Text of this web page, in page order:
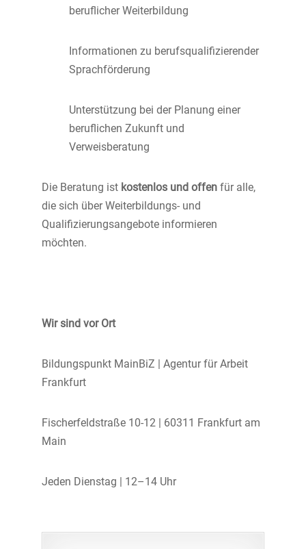
beruflicher Weiterbildung
Informationen zu berufsqualifizierender
Sprachförderung
Unterstützung bei der Planung einer
beruflichen Zukunft und
Verweisberatung
Die Beratung ist kostenlos und offenfür alle,
die sich über Weiterbildungs- und
Qualifizierungsangebote informieren
möchten.
Wir sind vor Ort
Bildungspunkt MainBiZ | Agentur für Arbeit
Frankfurt
Fischerfeldstraße 10-12 | 60311 Frankfurt am
Main
Jeden Dienstag | 12–14 Uhr